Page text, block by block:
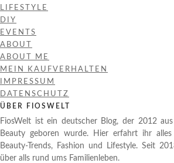
LIFESTYLE
DIY
EVENTS
ABOUT
ABOUT ME
MEIN KAUFVERHALTEN
IMPRESSUM
DATENSCHUTZ
ÜBER FIOSWELT
FiosWelt ist ein deutscher Blog, der 2012
Beauty geboren wurde. Hier erfahrt ihr
Beauty-Trends, Fashion und Lifestyle. Seit
über alls rund ums Familienleben.